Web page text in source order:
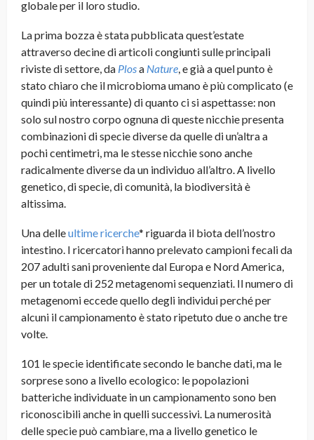
globale per il loro studio.
La prima bozza è stata pubblicata quest’estate
attraverso decine di articoli congiunti sulle principali
riviste di settore, da Plosa Nature, e già a quel punto è
stato chiaro che il microbioma umano è più complicato (e
quindi più interessante) di quanto ci si aspettasse: non
solo sul nostro corpo ognuna di queste nicchie presenta
combinazioni di specie diverse da quelle di un’altra a
pochi centimetri, ma le stesse nicchie sono anche
radicalmente diverse da un individuo all’altro. A livello
genetico, di specie, di comunità, la biodiversità è
altissima.
Una delleultime ricerche* riguarda il biota dell’nostro
intestino. I ricercatori hanno prelevato campioni fecali da
207 adulti sani proveniente dal Europa e Nord America,
per un totale di 252 metagenomi sequenziati. Il numero di
metagenomi eccede quello degli individui perché per
alcuni il campionamento è stato ripetuto due o anche tre
volte.
101 le specie identificate secondo le banche dati, ma le
sorprese sono a livello ecologico: le popolazioni
batteriche individuate in un campionamento sono ben
riconoscibili anche in quelli successivi. La numerosità
delle specie può cambiare, ma a livello genetico le